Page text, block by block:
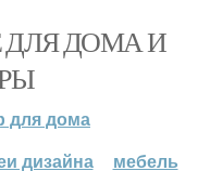
ДЛЯ ДОМА И
для дома
дизайна мебель